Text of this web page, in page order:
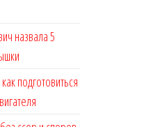
назвала 5
подготовиться